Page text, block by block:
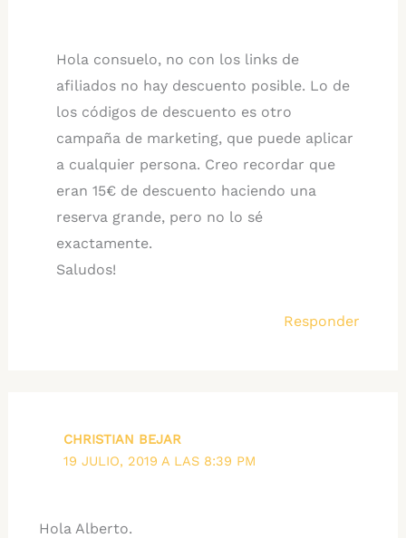
Hola consuelo, no con los links de
afiliados no hay descuento posible. Lo de
los códigos de descuento es otro
campaña de marketing, que puede aplicar
a cualquier persona. Creo recordar que
eran 15€ de descuento haciendo una
reserva grande, pero no lo sé
exactamente.
Saludos!
Responder
CHRISTIAN BEJAR
19 JULIO, 2019 A LAS 8:39 PM
Hola Alberto.